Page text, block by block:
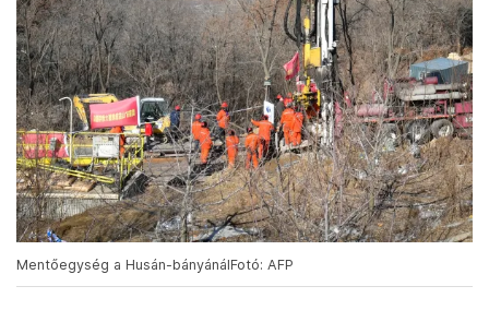
Mentőegység a Husán-bányánálFotó: AFP